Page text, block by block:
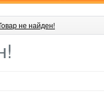
не найден!